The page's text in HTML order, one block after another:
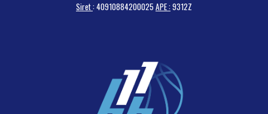
Siret: 40910884200025 APE :9312Z